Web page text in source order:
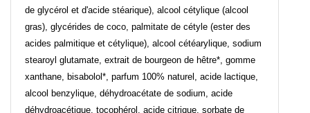
de glycérol et d'acide stéarique), alcool cétylique (alcool
gras), glycérides de coco, palmitate de cétyle (ester des
acides palmitique et cétylique), alcool cétéarylique, sodium
stearoyl glutamate, extrait de bourgeon de hêtre*, gomme
xanthane, bisabolol*, parfum 100% naturel, acide lactique,
alcool benzylique, déhydroacétate de sodium, acide
déhydroacétique, tocophérol, acide citrique, sorbate de